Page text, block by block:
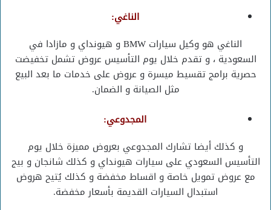
الناغي:
الناغي هو وكيل سيارات BMW و هيونداي و مازادا في
السعودية ، و تقدم خلال يوم التأسيس عروض تشمل تخفيضت
حصرية برامج تقسيط ميسرة و عروض على خدمات ما بعد البيع
مثل الصيانة و الضمان.
المجدوعي:
و كذلك أيضا تشارك المجدوعي بعروض مميزة خلال يوم
التأسيس السعودي على سيارات هيونداي و كذلك شانجان و بيج
مع عروض تمويل خاصة و اقساط مخفضة و كذلك يُتيح هروض
استبدال السيارات القديمة بأسعار مخفضة.